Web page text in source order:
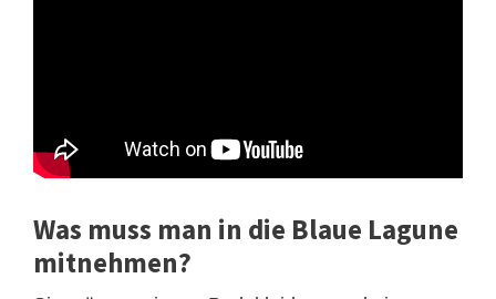
Was muss man in die Blaue Lagune
mitnehmen?